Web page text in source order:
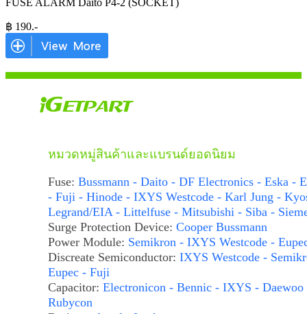
FUSE ALARM Daito P4-2 (SOCKET)
฿ 190.-
หมวดหมู่สินค้าและแบรนด์ยอดนิยม
Fuse: Bussmann - Daito - DF Electronics - Eska -
- Fuji - Hinode - IXYS Westcode - Karl Jung -
Legrand/EIA - Littelfuse - Mitsubishi - Siba -
Surge Protection Device: Cooper Bussmann
Power Module: Semikron - IXYS Westcode -
Discreate Semiconductor: IXYS Westcode -
Eupec - Fuji
Capacitor: Electronicon - Bennic - IXYS - Daewoo
Rubycon